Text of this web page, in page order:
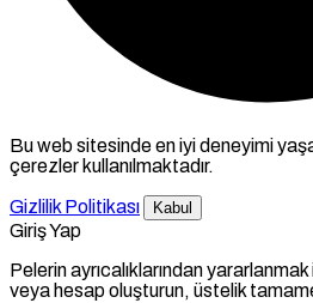
Bu web sitesinde en iyi deneyimi
çerezler kullanılmaktadır.
Gizlilik Politikası
Kabul
Giriş Yap
Pelerin ayrıcalıklarından
veya hesap oluşturun, üstelik